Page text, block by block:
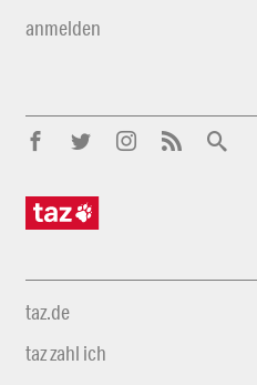
anmelden
taz.de
taz zahl ich